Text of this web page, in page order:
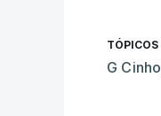
TÓPICOS
G Cinho